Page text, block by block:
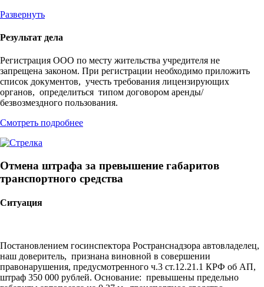
Развернуть
Результат дела
Регистрация ООО по месту жительства учредителя не
запрещена законом. При регистрации необходимо приложить
список документов, учесть требования лицензирующих
органов, определиться типом договором аренды/
безвозмездного пользования.
Смотреть подробнее
Отмена штрафа за превышение габаритов
транспортного средства
Ситуация
Постановлением госинспектора Ространснадзора автовладелец,
наш доверитель, признана виновной в совершении
правонарушения, предусмотренного ч.3 ст.12.21.1 КРФ об АП,
штраф 350 000 рублей. Основание: превышены предельно